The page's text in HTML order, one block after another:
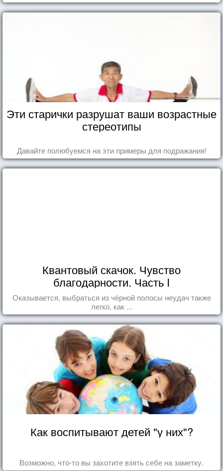
Эти старички разрушат ваши возрастные
стереотипы
Давайте полюбуемся на эти примеры для подражания!
Квантовый скачок. Чувство
благодарности. Часть I
Оказывается, выбраться из чёрной полосы неудач также
легко, как ...
Как воспитывают детей "у них"?
Возможно, что-то вы захотите взять себе на заметку.